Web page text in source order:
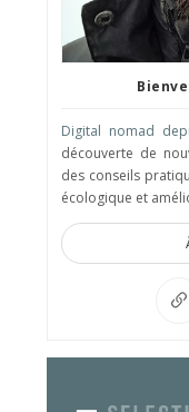
Digital nomad
découverte de
des conseils
écologique et